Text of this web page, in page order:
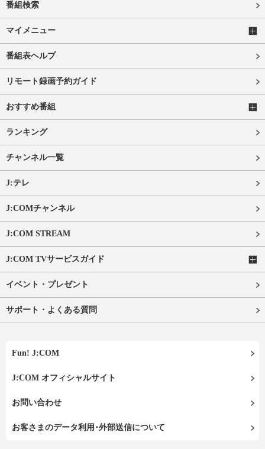
番組検索
マイメニュー
番組表ヘルプ
リモート録画予約ガイド
おすすめ番組
ランキング
チャンネル一覧
J:テレ
J:COMチャンネル
J:COM STREAM
J:COM TVサービスガイド
イベント・プレゼント
サポート・よくある質問
Fun! J:COM
J:COM オフィシャルサイト
お問い合わせ
お客さまのデータ利用･外部送信について